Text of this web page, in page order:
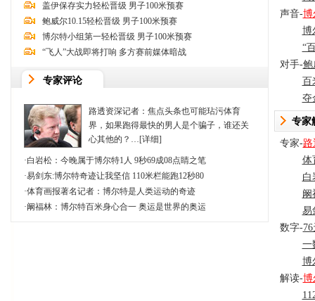
盖伊保存实力轻松晋级 男子100米预赛
鲍威尔10.15轻松晋级 男子100米预赛
博尔特小组第一轻松晋级 男子100米预赛
“飞人”大战即将打响 多方赛前媒体暗战
专家评论
路透资深记者：焦点头条也可能玷污体育
界，如果跑得最快的男人是个骗子，谁还关
心其他的？…[详细]
·白岩松：今晚属于博尔特1人 9秒69成08点睛之笔
·易剑东:博尔特奇迹让我坚信 110米栏能跑12秒80
·体育画报著名记者：博尔特是人类运动的奇迹
·阚福林：博尔特百米身心合一 奥运是世界的奥运
声音-博
博
“
对手-鲍
百
夺
专家
专家-路
体
白
阚
易
数字-
一
博
解读-博